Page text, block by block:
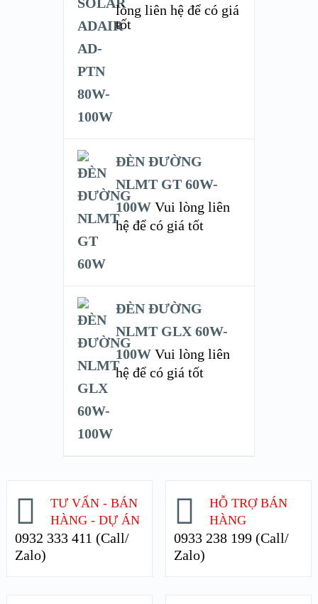
lòng liên hệ để có giá
tốt
ĐÈN ĐƯỜNG
NLMT GT 60W-
100W Vui lòng liên
hệ để có giá tốt
ĐÈN ĐƯỜNG
NLMT GLX 60W-
100W Vui lòng liên
hệ để có giá tốt
TƯ VẤN - BÁN
HÀNG - DỰ ÁN
0932 333 411 (Call/
Zalo)
HỖ TRỢ BÁN
HÀNG
0933 238 199 (Call/
Zalo)